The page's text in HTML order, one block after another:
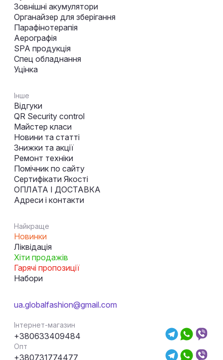
Зовнішні акумулятори
Органайзер для зберігання
Парафінотерапія
Аерографія
SPA продукція
Спец обладнання
Уцінка
Інше
Відгуки
QR Security control
Майстер класи
Новини та статті
Знижки та акції
Ремонт техніки
Помічник по сайту
Сертифікати Якості
ОПЛАТА І ДОСТАВКА
Адреси і контакти
Найкраще
Новинки
Ліквідація
Хіти продажів
Гарячі пропозиції
Набори
ua.globalfashion@gmail.com
Інтернет-магазин
+380633409484
Опт
+380731774477